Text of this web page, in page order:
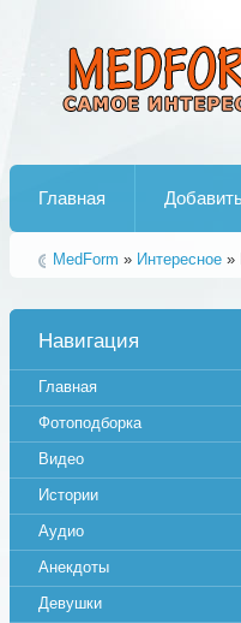
Главная
MedForm » Интересное »
Навигация
Главная
Фотоподборка
Видео
Истории
Аудио
Анекдоты
Девушки